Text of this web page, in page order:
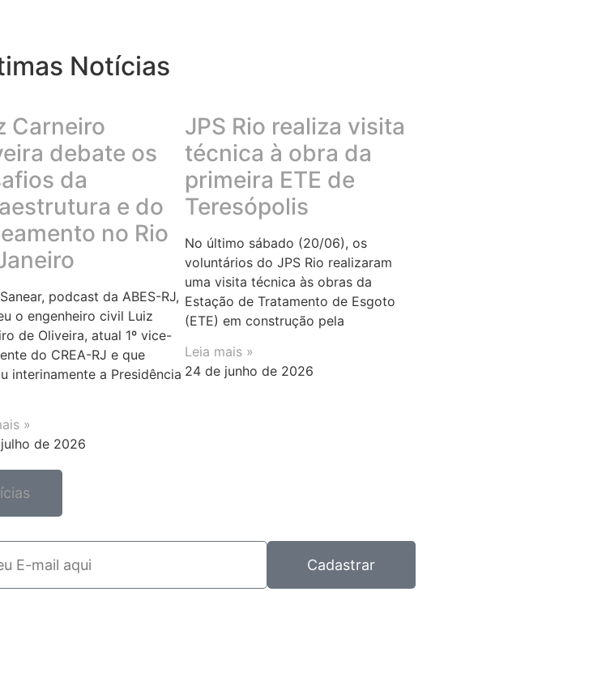
Notícias
Carneiro
debate os
da
e do
no Rio
podcast da ABES-RJ,
o engenheiro civil Luiz
de Oliveira, atual 1º vice-
do CREA-RJ e que
interinamente a Presidência
»
de 2026
JPS Rio realiza visita
técnica à obra da
primeira ETE de
Teresópolis
No último sábado (20/06), os
voluntários do JPS Rio realizaram
uma visita técnica às obras da
Estação de Tratamento de Esgoto
(ETE) em construção pela
Leia mais »
24 de junho de 2026
Cadastrar